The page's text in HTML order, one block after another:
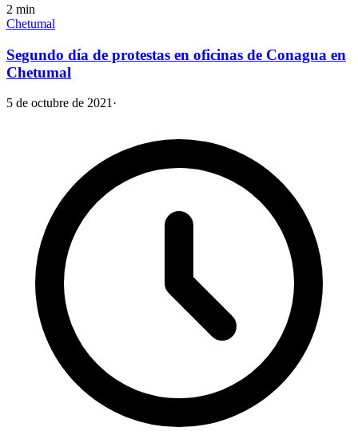
2 min
Chetumal
Segundo día de protestas en oficinas de Conagua en
Chetumal
5 de octubre de 2021 ·